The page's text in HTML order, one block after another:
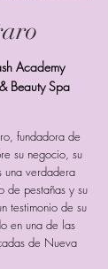
Academy
Beauty Spa
fundadora de
su negocio, su
una verdadera
de pestañas y su
testimonio de su
en una de las
de Nueva